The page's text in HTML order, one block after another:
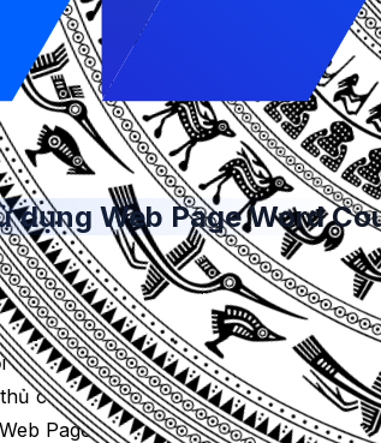
phong cách viết, và tùy chọn giúp
từ vựng và cấu trúc câu của bài viết
và đọc trung bình cho văn bản của
tin này để điều chỉnh độ khó và độ
dụng Web Page Word
Counter miễn phí của
đa cho mỗi bài viết, tùy thuộc vào mục
công. Nếu bạn cần dữ liệu chính
Page Word Counter và nhấn nút